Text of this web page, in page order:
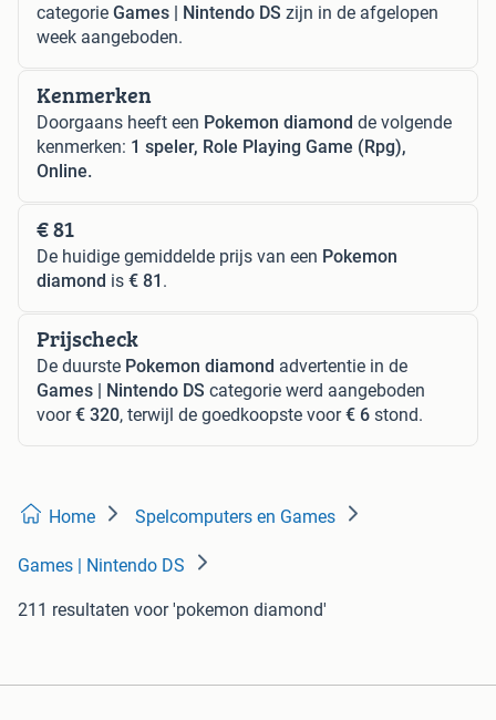
categorie Games | Nintendo DS zijn in de afgelopen
week aangeboden.
Kenmerken
Doorgaans heeft een Pokemon diamond de volgende
kenmerken: 1 speler, Role Playing Game (Rpg),
Online.
€ 81
De huidige gemiddelde prijs van een Pokemon
diamond is € 81 .
Prijscheck
De duurste Pokemon diamond advertentie in de
Games | Nintendo DS categorie werd aangeboden
voor€ 320, terwijl de goedkoopste voor€ 6 stond.
Home Spelcomputers en Games
Games | Nintendo DS
211 resultaten voor 'pokemon diamond'